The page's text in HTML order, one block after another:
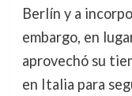
Berlín y a
embargo, en
aprovechó su
en Italia para